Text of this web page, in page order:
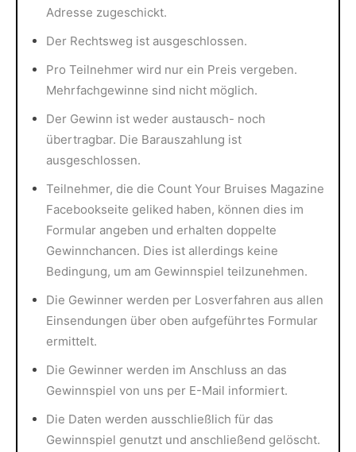
Adresse zugeschickt.
Der Rechtsweg ist ausgeschlossen.
Pro Teilnehmer wird nur ein Preis vergeben.
Mehrfachgewinne sind nicht möglich.
Der Gewinn ist weder austausch- noch
übertragbar. Die Barauszahlung ist
ausgeschlossen.
Teilnehmer, die die Count Your Bruises Magazine
Facebookseite geliked haben, können dies im
Formular angeben und erhalten doppelte
Gewinnchancen. Dies ist allerdings keine
Bedingung, um am Gewinnspiel teilzunehmen.
Die Gewinner werden per Losverfahren aus allen
Einsendungen über oben aufgeführtes Formular
ermittelt.
Die Gewinner werden im Anschluss an das
Gewinnspiel von uns per E-Mail informiert.
Die Daten werden ausschließlich für das
Gewinnspiel genutzt und anschließend gelöscht.